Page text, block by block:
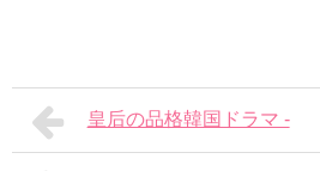
皇后の品格韓国ドラマ -